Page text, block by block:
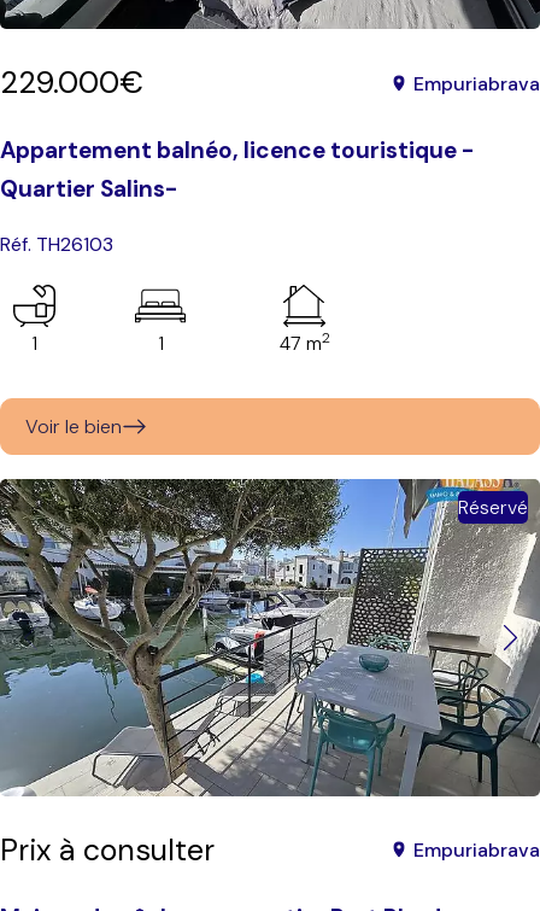
229.000€ Empuriabrava
Appartement balnéo, licence touristique -
Quartier Salins-
Réf. TH26103
1 1 47 m2
Voir le bien
Réservé
Prix à consulter Empuriabrava